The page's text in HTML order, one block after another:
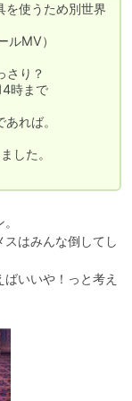
使うため別世界
MV）
り？
時まで
れば。
した。
はみんな倒してし
いいや！っと考え